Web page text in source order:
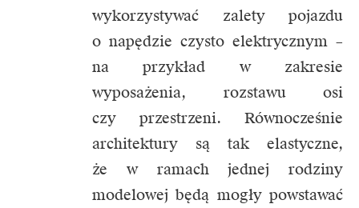
wykorzystywać zalety pojazdu
o napędzie czysto elektrycznym –
na przykład w zakresie
wyposażenia, rozstawu osi
czy przestrzeni. Równocześnie
architektury są tak elastyczne,
że w ramach jednej rodziny
modelowej będą mogły powstawać